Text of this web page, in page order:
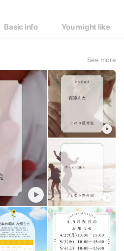
Basic info You might like
See more